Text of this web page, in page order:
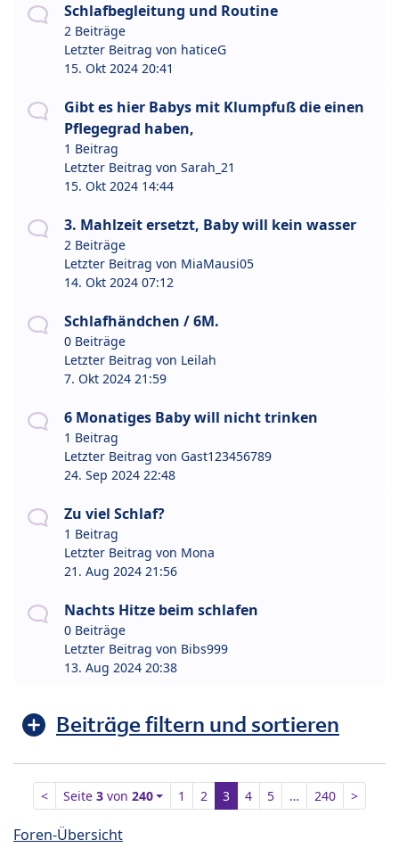
Schlafbegleitung und Routine
2 Beiträge
Letzter Beitrag von haticeG
15. Okt 2024 20:41
Gibt es hier Babys mit Klumpfuß die einen
Pflegegrad haben,
1 Beitrag
Letzter Beitrag von Sarah_21
15. Okt 2024 14:44
3. Mahlzeit ersetzt, Baby will kein wasser
2 Beiträge
Letzter Beitrag von MiaMausi05
14. Okt 2024 07:12
Schlafhändchen / 6M.
0 Beiträge
Letzter Beitrag von Leilah
7. Okt 2024 21:59
6 Monatiges Baby will nicht trinken
1 Beitrag
Letzter Beitrag von Gast123456789
24. Sep 2024 22:48
Zu viel Schlaf?
1 Beitrag
Letzter Beitrag von Mona
21. Aug 2024 21:56
Nachts Hitze beim schlafen
0 Beiträge
Letzter Beitrag von Bibs999
13. Aug 2024 20:38
Beiträge filtern und sortieren
< Seite 3von 240 1 2 3 4 5 … 240 >
Foren-Übersicht